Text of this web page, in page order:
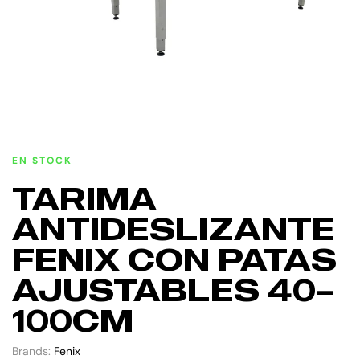
EN STOCK
TARIMA
ANTIDESLIZANTE
FENIX CON PATAS
AJUSTABLES 40–
100CM
Brands: Fenix